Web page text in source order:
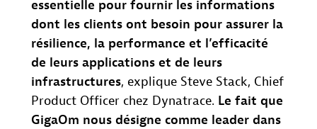
essentielle pour fournir les informations
dont les clients ont besoin pour assurer la
résilience, la performance et l’efficacité
de leurs applications et de leurs
infrastructures, explique Steve Stack, Chief
Product Officer chez Dynatrace. Le fait que
GigaOm nous désigne comme leader dans